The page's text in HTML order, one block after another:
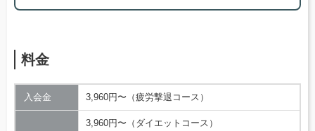
料金
入会金 3,960円〜（疲労撃退コース）
3,960円〜（ダイエットコース）